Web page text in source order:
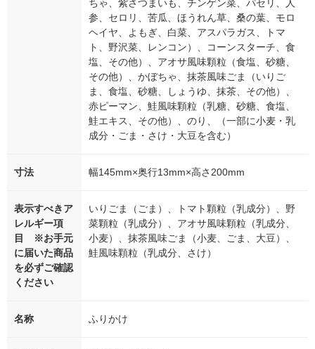
ちゃ、紫さつまいも、チンゲン菜、パセリ、人
参、セロリ、苦瓜、ほうれん草、桑の葉、モロ
ヘイヤ、よもぎ、白菜、アスパラガス、トマ
ト、野沢菜、レンコン）、コーンスターチ、食
塩、その他）、アオサ風味顆粒（食塩、砂糖、
その他）、かぼちゃ、抹茶風味ごま（いりご
ま、食塩、砂糖、しょうゆ、抹茶、その他）、
赤ピーマン、鮭風味顆粒（乳糖、砂糖、食塩、
鮭エキス、その他）、のり、（一部に小麦・乳
成分・ごま・さけ・大豆を含む）
寸法 幅145mm×奥行13mm×高さ200mm
表示すべきア
レルギー項
目 ※お手元
に届いた商品
を必ずご確認
ください
いりごま（ごま）、トマト顆粒（乳成分）、野
菜顆粒（乳成分）、アオサ風味顆粒（乳成分、
小麦）、抹茶風味ごま（小麦、ごま、大豆）、
鮭風味顆粒（乳成分、さけ）
名称 ふりかけ